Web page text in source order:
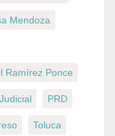
Mendoza
Ramírez Ponce
PRD
Toluca